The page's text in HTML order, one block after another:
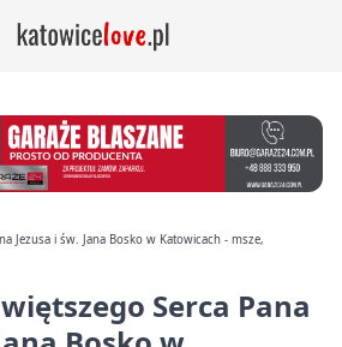
Jezusa i św. Jana Bosko w Katowicach - msze,
Serca Pana